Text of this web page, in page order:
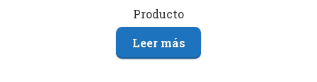
Producto
Leer más